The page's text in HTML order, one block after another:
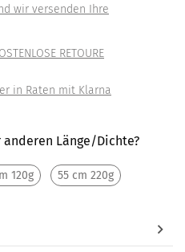
wir versenden Ihre
RETOURE
in Raten mit Klarna
Länge/Dichte?
120g 55 cm 220g